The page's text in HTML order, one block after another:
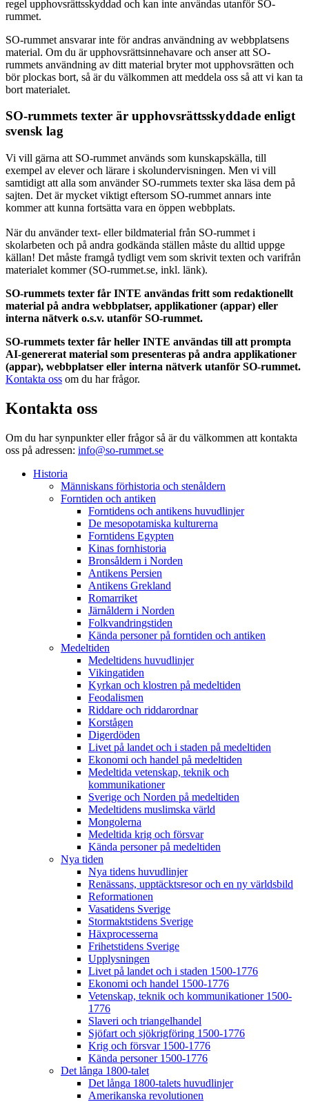
regel upphovsrättsskyddad och kan inte användas utanför SO-
rummet.
SO-rummet ansvarar inte för andras användning av webbplatsens
material. Om du är upphovsrättsinnehavare och anser att SO-
rummets användning av ditt material bryter mot upphovsrätten och
bör plockas bort, så är du välkommen att meddela oss så att vi kan ta
bort materialet.
SO-rummets texter är upphovsrättsskyddade enligt
svensk lag
Vi vill gärna att SO-rummet används som kunskapskälla, till
exempel av elever och lärare i skolundervisningen. Men vi vill
samtidigt att alla som använder SO-rummets texter ska läsa dem på
sajten. Det är mycket viktigt eftersom SO-rummet annars inte
kommer att kunna fortsätta vara en öppen webbplats.
När du använder text- eller bildmaterial från SO-rummet i
skolarbeten och på andra godkända ställen måste du alltid uppge
källan! Det måste framgå tydligt vem som skrivit texten och varifrån
materialet kommer (SO-rummet.se, inkl. länk).
SO-rummets texter får INTE användas fritt som redaktionellt
material på andra webbplatser, applikationer (appar) eller
interna nätverk o.s.v. utanför SO-rummet.
SO-rummets texter får heller INTE användas till att prompta
AI-genererat material som presenteras på andra applikationer
(appar), webbplatser eller interna nätverk utanför SO-rummet.
Kontakta oss om du har frågor.
Kontakta oss
Om du har synpunkter eller frågor så är du välkommen att kontakta
oss på adressen: info@so-rummet.se
Historia
Människans förhistoria och stenåldern
Forntiden och antiken
Forntidens och antikens huvudlinjer
De mesopotamiska kulturerna
Forntidens Egypten
Kinas fornhistoria
Bronsåldern i Norden
Antikens Persien
Antikens Grekland
Romarriket
Järnåldern i Norden
Folkvandringstiden
Kända personer på forntiden och antiken
Medeltiden
Medeltidens huvudlinjer
Vikingatiden
Kyrkan och klostren på medeltiden
Feodalismen
Riddare och riddarordnar
Korstågen
Digerdöden
Livet på landet och i staden på medeltiden
Ekonomi och handel på medeltiden
Medeltida vetenskap, teknik och
kommunikationer
Sverige och Norden på medeltiden
Medeltidens muslimska värld
Mongolerna
Medeltida krig och försvar
Kända personer på medeltiden
Nya tiden
Nya tidens huvudlinjer
Renässans, upptäcktsresor och en ny världsbild
Reformationen
Vasatidens Sverige
Stormaktstidens Sverige
Häxprocesserna
Frihetstidens Sverige
Upplysningen
Livet på landet och i staden 1500-1776
Ekonomi och handel 1500-1776
Vetenskap, teknik och kommunikationer 1500-
1776
Slaveri och triangelhandel
Sjöfart och sjökrigföring 1500-1776
Krig och försvar 1500-1776
Kända personer 1500-1776
Det långa 1800-talet
Det långa 1800-talets huvudlinjer
Amerikanska revolutionen